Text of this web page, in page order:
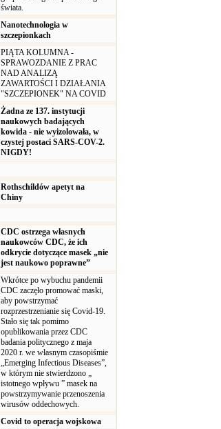
świata.
Nanotechnologia w
szczepionkach
PIĄTA KOLUMNA -
SPRAWOZDANIE Z PRAC
NAD ANALIZĄ
ZAWARTOŚCI I DZIAŁANIA
"SZCZEPIONEK" NA COVID
Żadna ze 137. instytucji
naukowych badających
kowida - nie wyizolowała, w
czystej postaci SARS-COV-2.
NIGDY!
Rothschildów apetyt na
Chiny
CDC ostrzega własnych
naukowców CDC, że ich
odkrycie dotyczące masek „nie
jest naukowo poprawne”
Wkrótce po wybuchu pandemii
CDC zaczęło promować maski,
aby powstrzymać
rozprzestrzenianie się Covid-19.
Stało się tak pomimo
opublikowania przez CDC
badania politycznego z maja
2020 r. we własnym czasopiśmie
„Emerging Infectious Diseases”,
w którym nie stwierdzono „
istotnego wpływu ” masek na
powstrzymywanie przenoszenia
wirusów oddechowych.
Covid to operacja wojskowa